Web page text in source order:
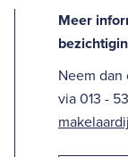
Meer
Neem dan
via 013 -